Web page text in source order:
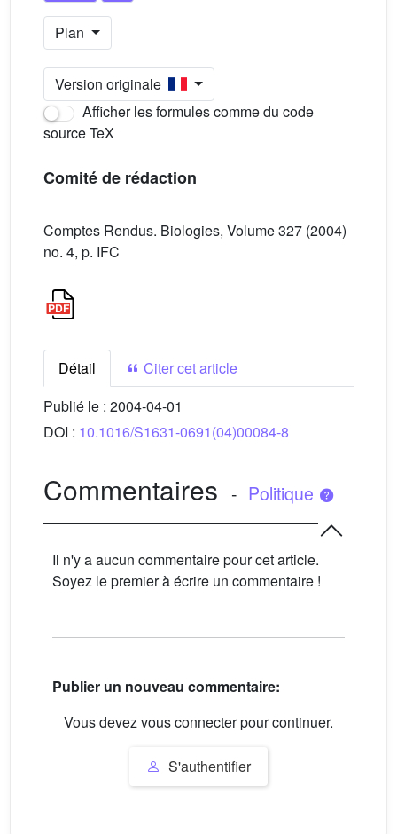
Plan
Version originale
Afficher les formules comme du code
source TeX
Comité de rédaction
Comptes Rendus. Biologies, Volume 327 (2004)
no. 4, p. IFC
Détail
Citer cet article
Publié le : 2004-04-01
DOI : 10.1016/S1631-0691(04)00084-8
Commentaires - Politique
Il n'y a aucun commentaire pour cet article.
Soyez le premier à écrire un commentaire !
Publier un nouveau commentaire:
Vous devez vous connecter pour continuer.
S'authentifier